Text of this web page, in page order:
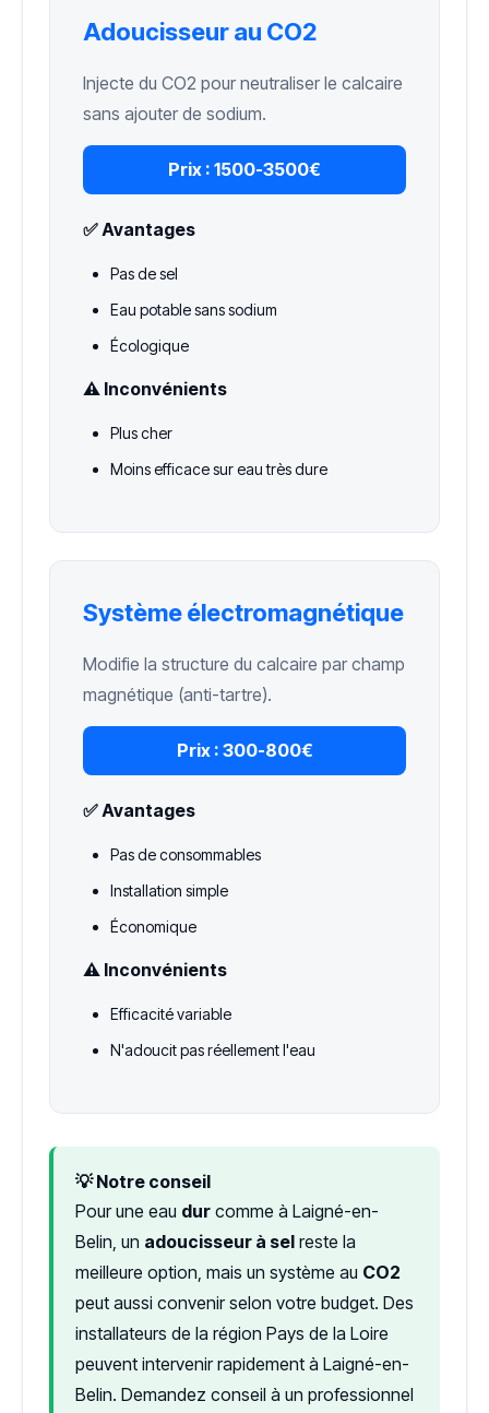
Adoucisseur au CO2
Injecte du CO2 pour neutraliser le calcaire
sans ajouter de sodium.
Prix : 1500-3500€
✅ Avantages
Pas de sel
Eau potable sans sodium
Écologique
⚠️ Inconvénients
Plus cher
Moins efficace sur eau très dure
Système électromagnétique
Modifie la structure du calcaire par champ
magnétique (anti-tartre).
Prix : 300-800€
✅ Avantages
Pas de consommables
Installation simple
Économique
⚠️ Inconvénients
Efficacité variable
N'adoucit pas réellement l'eau
💡 Notre conseil
Pour une eau dur comme à Laigné-en-
Belin, un adoucisseur à sel reste la
meilleure option, mais un système au CO2
peut aussi convenir selon votre budget. Des
installateurs de la région Pays de la Loire
peuvent intervenir rapidement à Laigné-en-
Belin. Demandez conseil à un professionnel